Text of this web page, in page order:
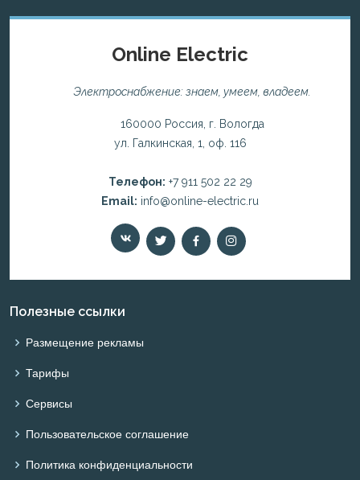
Online Electric
Электроснабжение: знаем, умеем, владеем.
160000 Россия, г. Вологда
ул. Галкинская, 1, оф. 116
Телефон: +7 911 502 22 29
Email: info@online-electric.ru
Полезные ссылки
Размещение рекламы
Тарифы
Сервисы
Пользовательское соглашение
Политика конфиденциальности